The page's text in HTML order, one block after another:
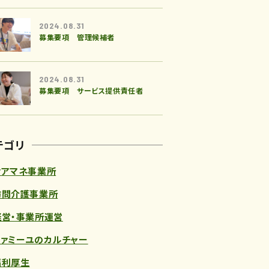
2024.08.31
募集要項 管理候補者
2024.08.31
募集要項 サービス提供責任者
リ
マネ事業所
介護事業所
・事業所運営
ミーユのカルチャー
厚生